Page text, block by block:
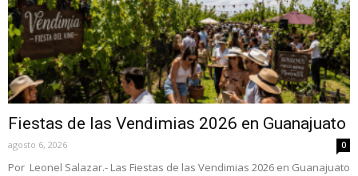
Fiestas de las Vendimias 2026 en Guanajuato
agosto 6, 2026 0
Por Leonel Salazar.- Las Fiestas de las Vendimias 2026 en Guanajuato